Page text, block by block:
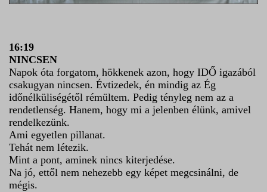
16:19
NINCSEN
Napok óta forgatom, hökkenek azon, hogy IDŐ igazából
csakugyan nincsen. Évtizedek, én mindig az Ég
időnélküliségétől rémültem. Pedig tényleg nem az a
rendetlenség. Hanem, hogy mi a jelenben élünk, amivel
rendelkezünk.
Ami egyetlen pillanat.
Tehát nem létezik.
Mint a pont, aminek nincs kiterjedése.
Na jó, ettől nem nehezebb egy képet megcsinálni, de
mégis.